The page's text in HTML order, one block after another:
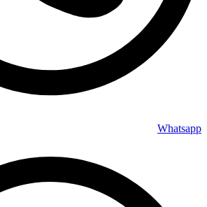
Whatsapp